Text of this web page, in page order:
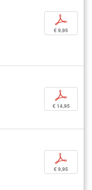
p
€ 9,95
p
€ 14,95
p
€ 9,95